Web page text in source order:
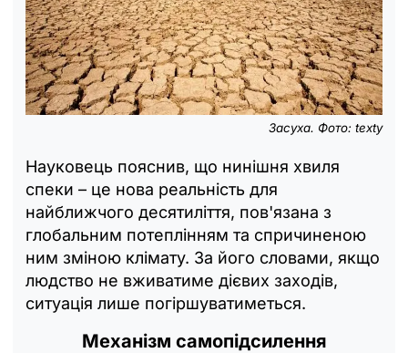
Засуха. Фото: texty
Науковець пояснив, що нинішня хвиля
спеки – це нова реальність для
найближчого десятиліття, пов'язана з
глобальним потеплінням та спричиненою
ним зміною клімату. За його словами, якщо
людство не вживатиме дієвих заходів,
ситуація лише погіршуватиметься.
Механізм самопідсилення